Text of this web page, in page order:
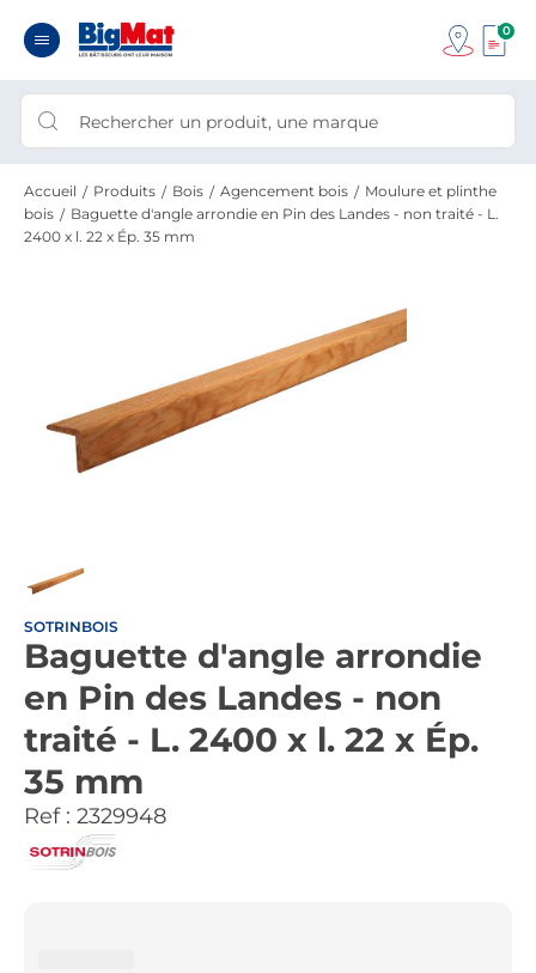
0
Accueil Produits Bois Agencement bois
Moulure et plinthe
bois
Baguette d'angle arrondie en Pin des Landes - non traité - L.
2400 x l. 22 x Ép. 35 mm
SOTRINBOIS
Baguette d'angle arrondie
en Pin des Landes - non
traité - L. 2400 x l. 22 x Ép.
35 mm
Ref : 2329948